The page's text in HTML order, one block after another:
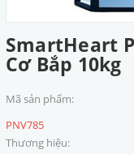
SmartHeart
Cơ Bắp 10kg
Mã sản phẩm:
PNV785
Thương hiệu: